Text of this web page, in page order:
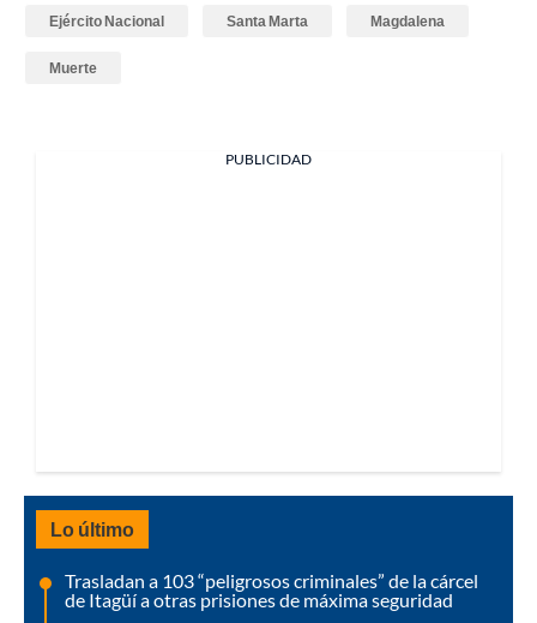
Ejército Nacional Santa Marta Magdalena
Muerte
PUBLICIDAD
Lo último
Trasladan a 103 “peligrosos criminales” de la cárcel
de Itagüí a otras prisiones de máxima seguridad